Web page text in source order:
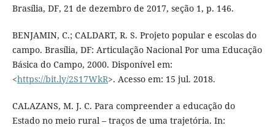
Brasília, DF, 21 de dezembro de 2017, seção 1, p. 146.
BENJAMIN, C.; CALDART, R. S. Projeto popular e escolas do
campo. Brasília, DF: Articulação Nacional Por uma Educação
Básica do Campo, 2000. Disponível em:
<https://bit.ly/2S17WkR>. Acesso em: 15 jul. 2018.
CALAZANS, M. J. C. Para compreender a educação do
Estado no meio rural – traços de uma trajetória. In: